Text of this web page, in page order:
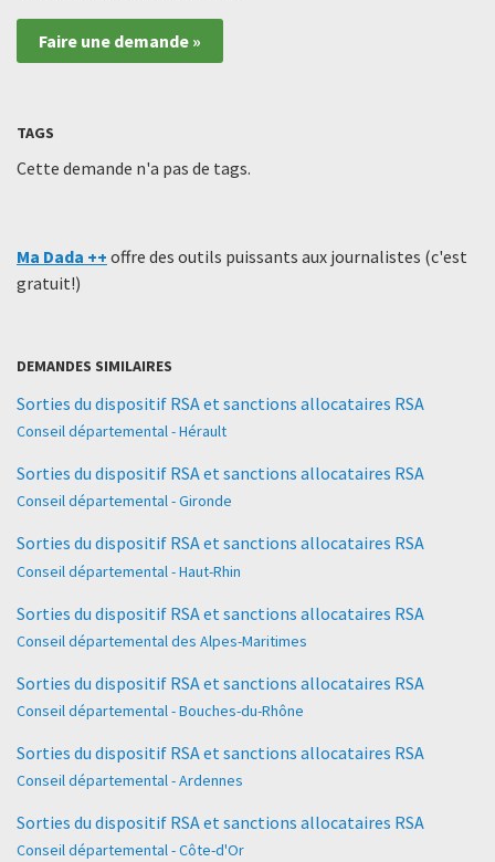
Faire une demande »
TAGS
Cette demande n'a pas de tags.
Ma Dada ++ offre des outils puissants aux journalistes (c'est
gratuit!)
DEMANDES SIMILAIRES
Sorties du dispositif RSA et sanctions allocataires RSA
Conseil départemental - Hérault
Sorties du dispositif RSA et sanctions allocataires RSA
Conseil départemental - Gironde
Sorties du dispositif RSA et sanctions allocataires RSA
Conseil départemental - Haut-Rhin
Sorties du dispositif RSA et sanctions allocataires RSA
Conseil départemental des Alpes-Maritimes
Sorties du dispositif RSA et sanctions allocataires RSA
Conseil départemental - Bouches-du-Rhône
Sorties du dispositif RSA et sanctions allocataires RSA
Conseil départemental - Ardennes
Sorties du dispositif RSA et sanctions allocataires RSA
Conseil départemental - Côte-d'Or